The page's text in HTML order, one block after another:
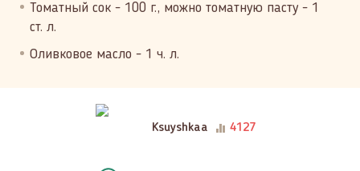
Томатный сок - 100 г., можно томатную пасту - 1
ст. л.
Оливковое масло - 1 ч. л.
Ksuyshkaa 4127